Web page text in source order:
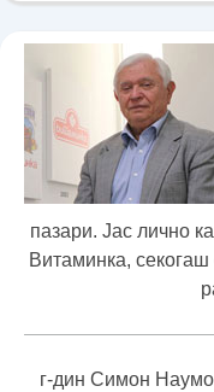
пазари. Јас лично
Витаминка,
г-дин Симон